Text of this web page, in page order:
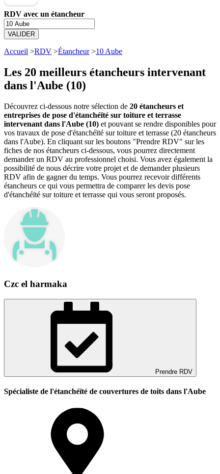
RDV avec un étancheur
VALIDER
Accueil >RDV >Étancheur>10 Aube
Les 20 meilleurs étancheurs intervenant
dans l'Aube (10)
Découvrez ci-dessous notre sélection de 20 étancheurs et
entreprises de pose d'étanchéïté sur toiture et terrasse
intervenant dans l'Aube (10) et pouvant se rendre disponibles pour
vos travaux de pose d'étanchéïté sur toiture et terrasse (20 étancheurs
dans l'Aube). En cliquant sur les boutons "Prendre RDV" sur les
fiches de nos étancheurs ci-dessous, vous pourrez directement
demander un RDV au professionnel choisi. Vous avez également la
possibilité de nous décrire votre projet et de demander plusieurs
RDV afin de gagner du temps. Vous pourrez recevoir différents
étancheurs ce qui vous permettra de comparer les devis pose
d'étanchéïté sur toiture et terrasse qui vous seront proposés.
Czc el harmaka
Prendre RDV
Spécialiste de l'étanchéïté de couvertures de toits dans l'Aube